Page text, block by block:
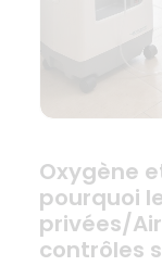
Oxygène
pourquoi
privées/
contrôles